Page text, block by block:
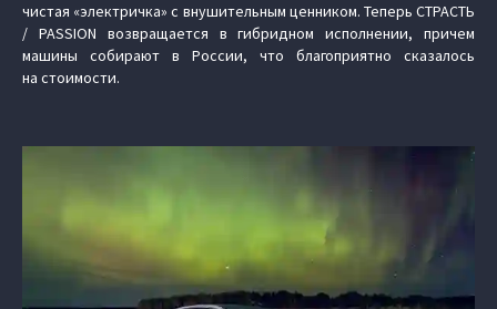
чистая «электричка» с внушительным ценником. Теперь СТРАСТЬ
/ PASSION возвращается в гибридном исполнении, причем
машины собирают в России, что благоприятно сказалось
на стоимости.